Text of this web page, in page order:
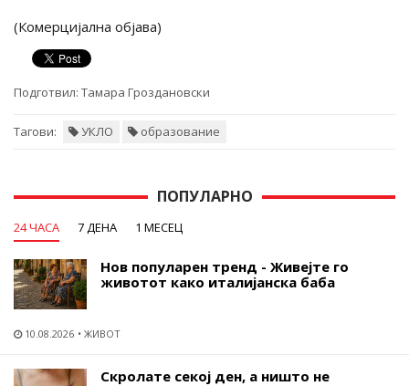
(Комерцијална објава)
Подготвил: Тамара Гроздановски
Тагови: УКЛО образование
ПОПУЛАРНО
24 ЧАСА 7 ДЕНА 1 МЕСЕЦ
Нов популарен тренд - Живејте го
животот како италијанска баба
10.08.2026 ЖИВОТ
Скролате секој ден, а ништо не